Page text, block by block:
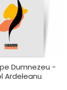
Dumnezeu -
Ardeleanu